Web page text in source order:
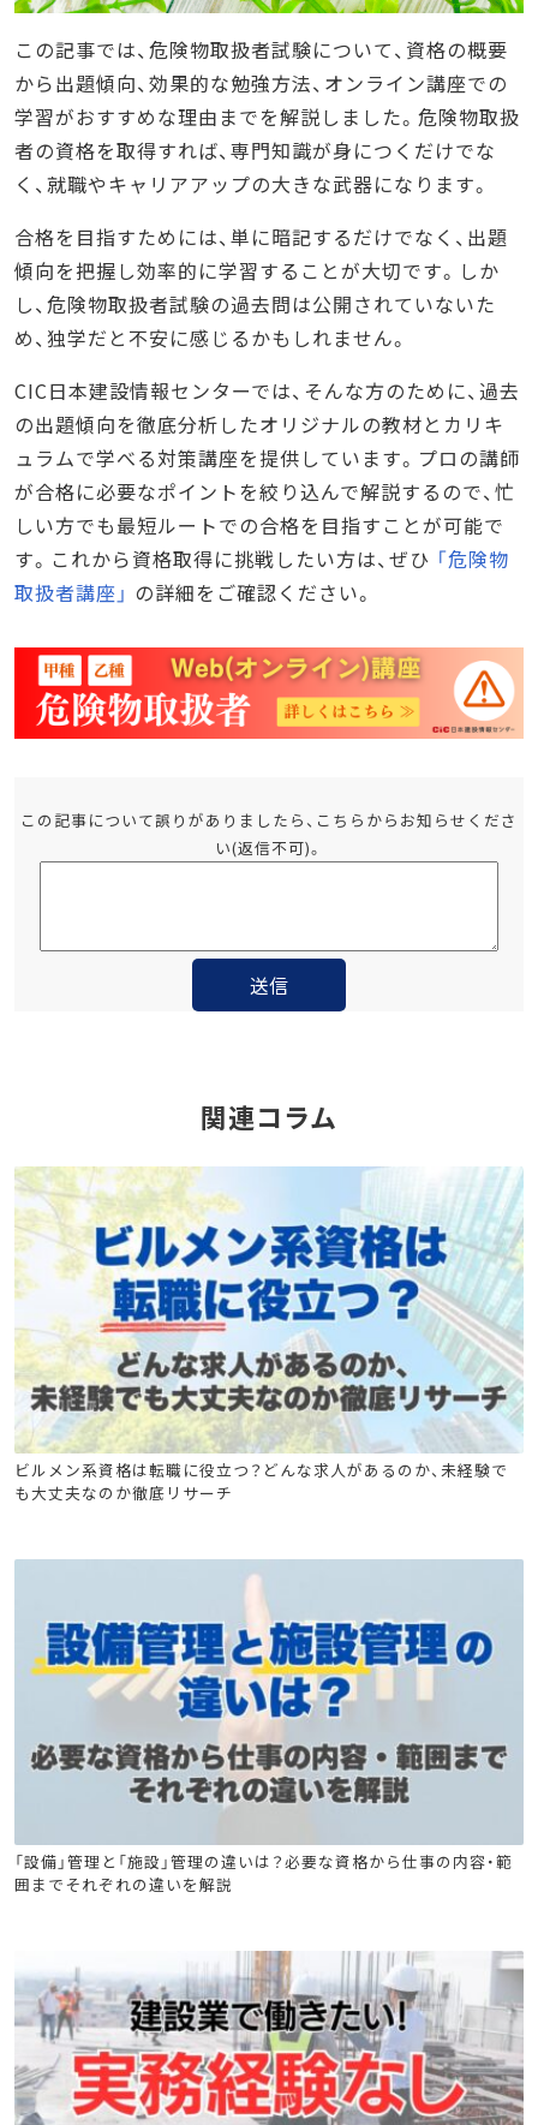
この記事では、危険物取扱者試験について、資格の概要
から出題傾向、効果的な勉強方法、オンライン講座での
学習がおすすめな理由までを解説しました。危険物取扱
者の資格を取得すれば、専門知識が身につくだけでな
く、就職やキャリアアップの大きな武器になります。
合格を目指すためには、単に暗記するだけでなく、出題
傾向を把握し効率的に学習することが大切です。しか
し、危険物取扱者試験の過去問は公開されていないた
め、独学だと不安に感じるかもしれません。
CIC日本建設情報センターでは、そんな方のために、過去
の出題傾向を徹底分析したオリジナルの教材とカリキ
ュラムで学べる対策講座を提供しています。プロの講師
が合格に必要なポイントを絞り込んで解説するので、忙
しい方でも最短ルートでの合格を目指すことが可能で
す。これから資格取得に挑戦したい方は、ぜひ 「危険物
取扱者講座」 の詳細をご確認ください。
この記事について誤りがありましたら、こちらからお知らせくださ
い(返信不可)。
関連コラム
電気工事士 危険物 消防設備士
ビルメン系資格は転職に役立つ？どんな求人があるのか、未経験で
も大丈夫なのか徹底リサーチ
ビル管 電気工事士 危険物 消防設備士
「設備」管理と「施設」管理の違いは？必要な資格から仕事の内容・範
囲までそれぞれの違いを解説